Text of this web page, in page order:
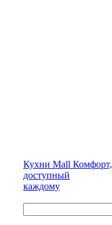
Кухни Mall Комфорт,
доступный
каждому